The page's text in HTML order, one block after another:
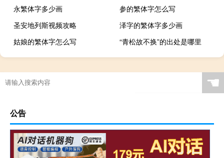
永繁体字多少画
参的繁体字怎么写
圣安地列斯视频攻略
泽字的繁体字多少画
姑娘的繁体字怎么写
“青松故不换”的出处是哪里
☚
公告